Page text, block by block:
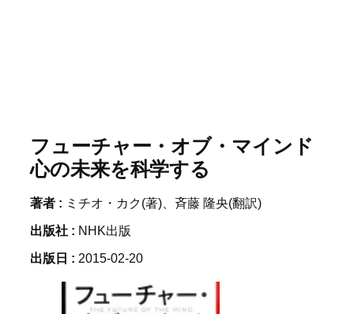
フューチャー・オブ・マインド
心の未来を科学する
著者 : ミチオ・カク(著)、斉藤 隆央(翻訳)
出版社 : NHK出版
出版日 : 2015-02-20